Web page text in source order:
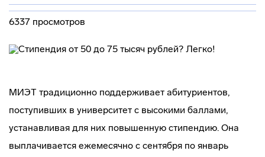
6337 просмотров
МИЭТ традиционно поддерживает абитуриентов,
поступивших в университет с высокими баллами,
устанавливая для них повышенную стипендию. Она
выплачивается ежемесячно с сентября по январь